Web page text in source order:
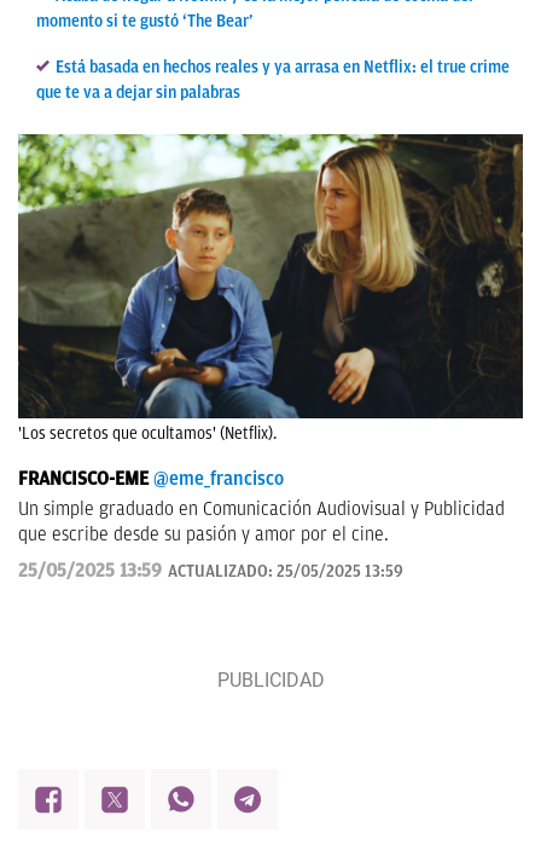
momento si te gustó ‘The Bear’
Está basada en hechos reales y ya arrasa en Netflix: el true crime
que te va a dejar sin palabras
'Los secretos que ocultamos' (Netflix).
FRANCISCO-EME @eme_francisco
Un simple graduado en Comunicación Audiovisual y Publicidad
que escribe desde su pasión y amor por el cine.
25/05/2025 13:59 ACTUALIZADO: 25/05/2025 13:59